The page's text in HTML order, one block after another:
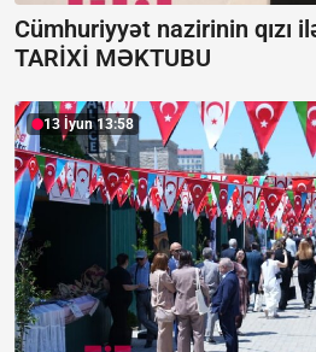
Cümhuriyyət nazirinin qızı
TARİXİ MƏKTUBU
13 İyun 13:58